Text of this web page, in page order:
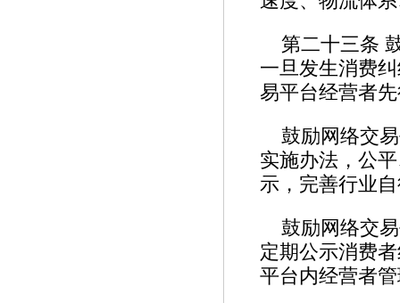
第二十三条
一旦发生消费
易平台经营者
鼓励网络交
实施办法，公
示，完善行业
鼓励网络交
定期公示消费
平台内经营者